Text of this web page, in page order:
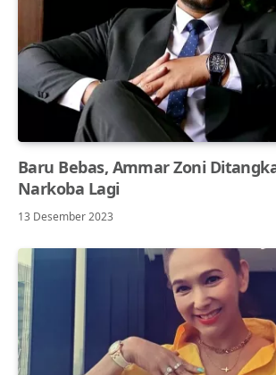
Baru Bebas, Ammar Zoni
Narkoba Lagi
13 Desember 2023